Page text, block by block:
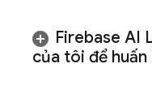
Firebase AI
của tôi để huấn